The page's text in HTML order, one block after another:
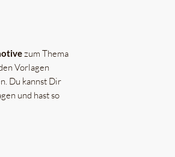
zum Thema
Vorlagen
Du kannst Dir
und hast so